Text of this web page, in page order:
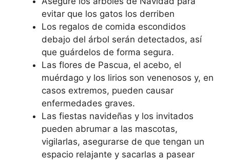
evitar que los gatos los derriben
Los regalos de comida escondidos
debajo del árbol serán detectados, así
que guárdelos de forma segura.
Las flores de Pascua, el acebo, el
muérdago y los lirios son venenosos y, en
casos extremos, pueden causar
enfermedades graves.
Las fiestas navideñas y los invitados
pueden abrumar a las mascotas,
vigilarlas, asegurarse de que tengan un
espacio relajante y sacarlas a pasear